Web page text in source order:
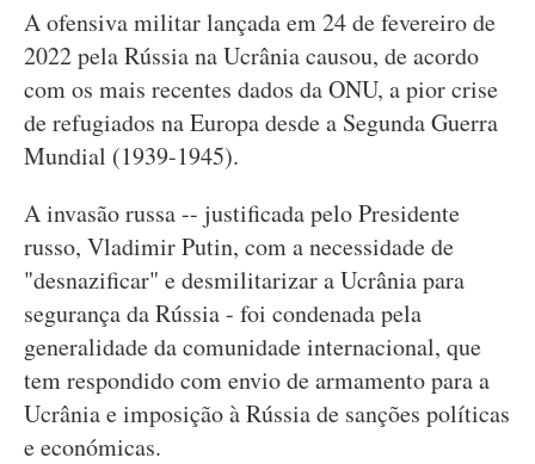
A ofensiva militar lançada em 24 de fevereiro de
2022 pela Rússia na Ucrânia causou, de acordo
com os mais recentes dados da ONU, a pior crise
de refugiados na Europa desde a Segunda Guerra
Mundial (1939-1945).
A invasão russa -- justificada pelo Presidente
russo, Vladimir Putin, com a necessidade de
"desnazificar" e desmilitarizar a Ucrânia para
segurança da Rússia - foi condenada pela
generalidade da comunidade internacional, que
tem respondido com envio de armamento para a
Ucrânia e imposição à Rússia de sanções políticas
e económicas.